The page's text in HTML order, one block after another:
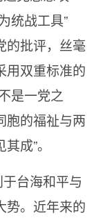
统战工具”
的批评，丝毫
用双重标准的
是一党之
胞的福祉与两
成”。
台海和平与
势。近年来的